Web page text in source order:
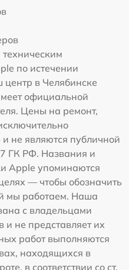
по истечении
в Челябинске
официальной
Цены на ремонт,
не являются публичной
ГК РФ. Названия и
Apple упоминаются
— чтобы обозначить
мы работаем. Наша
с владельцами
не представляет их
работ выполняются
находящихся в
в соответствии со ст.